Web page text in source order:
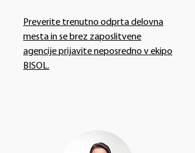
Preverite trenutno odprta delovna
mesta in se brez zaposlitvene
agencije prijavite neposredno v ekipo
BISOL.